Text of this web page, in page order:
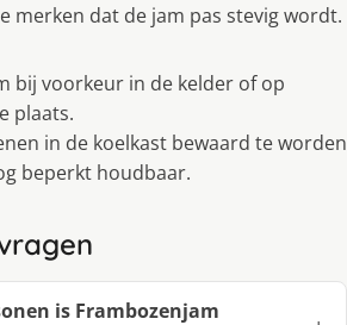
merken dat de jam pas stevig wordt.
bij voorkeur in de kelder of op
plaats.
in de koelkast bewaard te worden
beperkt houdbaar.
is Frambozenjam